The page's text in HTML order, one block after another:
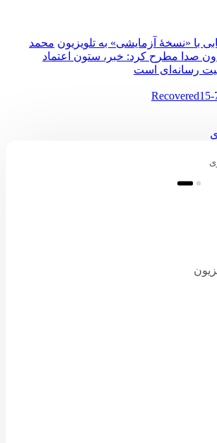
با «نسخهٔ آزمایشی» به تلویزیون محمد
صدا مطرح کرد: خبر، ستون اعتماد
رسانه‌ای است